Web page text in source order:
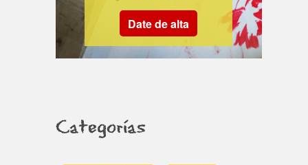
Date de alta
Categorías